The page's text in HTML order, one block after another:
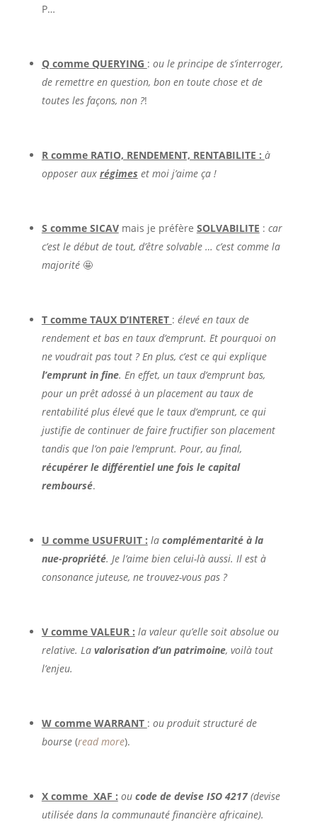
P…
Q comme QUERYING : ou le principe de s’interroger,
de remettre en question, bon en toute chose et de
toutes les façons, non ?!
R comme RATIO, RENDEMENT, RENTABILITE : à
opposer aux régimes et moi j’aime ça !
S comme SICAVmais je préfère SOLVABILITE : car
c’est le début de tout, d’être solvable … c’est comme la
majorité🤩
T comme TAUX D’INTERET : élevé en taux de
rendement et bas en taux d’emprunt. Et pourquoi on
ne voudrait pas tout ? En plus, c’est ce qui explique
l’emprunt in fine. En effet, un taux d’emprunt bas,
pour un prêt adossé à un placement au taux de
rentabilité plus élevé que le taux d’emprunt, ce qui
justifie de continuer de faire fructifier son placement
tandis que l’on paie l’emprunt. Pour, au final,
récupérer le différentiel une fois le capital
remboursé.
U comme USUFRUIT : la complémentarité à la
nue-propriété. Je l’aime bien celui-là aussi. Il est à
consonance juteuse, ne trouvez-vous pas ?
V comme VALEUR : la valeur qu’elle soit absolue ou
relative. La valorisation d’un patrimoine, voilà tout
l’enjeu.
W comme WARRANT : ou produit structuré de
bourse (read more).
X comme XAF : ou code de devise ISO 4217(devise
utilisée dans la communauté financière africaine).